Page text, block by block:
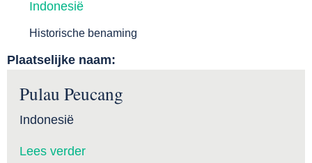
Indonesië
Historische benaming
Plaatselijke naam:
Pulau Peucang
Indonesië
Lees verder